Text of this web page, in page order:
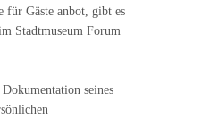
für Gäste anbot, gibt es
Stadtmuseum Forum
seines